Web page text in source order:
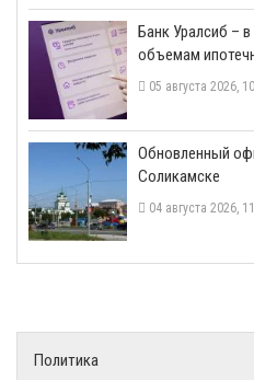
​Банк Уралсиб –
объемам
05 августа 2026,
​Обновленный
Соликамске
04 августа 2026,
Политика